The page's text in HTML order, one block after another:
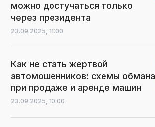
можно достучаться только
через президента
23.09.2025, 11:00
Как не стать жертвой
автомошенников: схемы обмана
при продаже и аренде машин
23.09.2025, 10:00